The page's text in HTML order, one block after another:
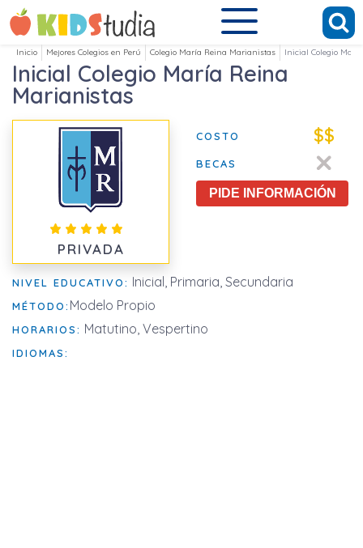
Inicio Mejores Colegios en Perú Colegio María Reina Marianistas Inicial Colegio
Inicial Colegio María Reina
Marianistas
PRIVADA
COSTO $$
BECAS
PIDE INFORMACIÓN
NIVEL EDUCATIVO: Inicial, Primaria, Secundaria
MÉTODO: Modelo Propio
HORARIOS: Matutino, Vespertino
IDIOMAS: